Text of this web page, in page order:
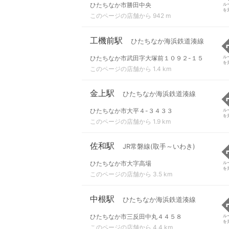
ひたちなか市勝田中央
このページの店舗から 942 m
ル
を
工機前駅 ひたちなか海浜鉄道湊線
ひたちなか市武田字大塚前１０９２-１５
このページの店舗から 1.4 km
ル
を
金上駅 ひたちなか海浜鉄道湊線
ひたちなか市大平４-３４３３
このページの店舗から 1.9 km
ル
を
佐和駅 JR常磐線(取手～いわき)
ひたちなか市大字高場
このページの店舗から 3.5 km
ル
を
中根駅 ひたちなか海浜鉄道湊線
ひたちなか市三反田中丸４４５８
このページの店舗から 4.4 km
ル
を